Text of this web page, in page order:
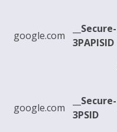
google.com
__Secure-
3PAPISID
google.com
__Secure-
3PSID